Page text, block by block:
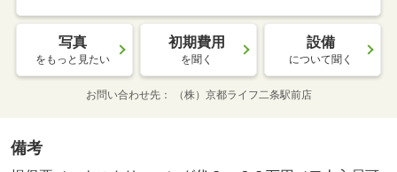
写真
をもっと見たい
初期費用
を聞く
設備
について聞く
お問い合わせ先 （株）京都ライフ二条駅前店
備考